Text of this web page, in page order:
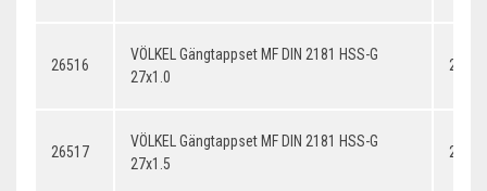
26516
VÖLKEL Gängtappset MF DIN 2181 HSS-G
27x1.0
26517
VÖLKEL Gängtappset MF DIN 2181 HSS-G
27x1.5